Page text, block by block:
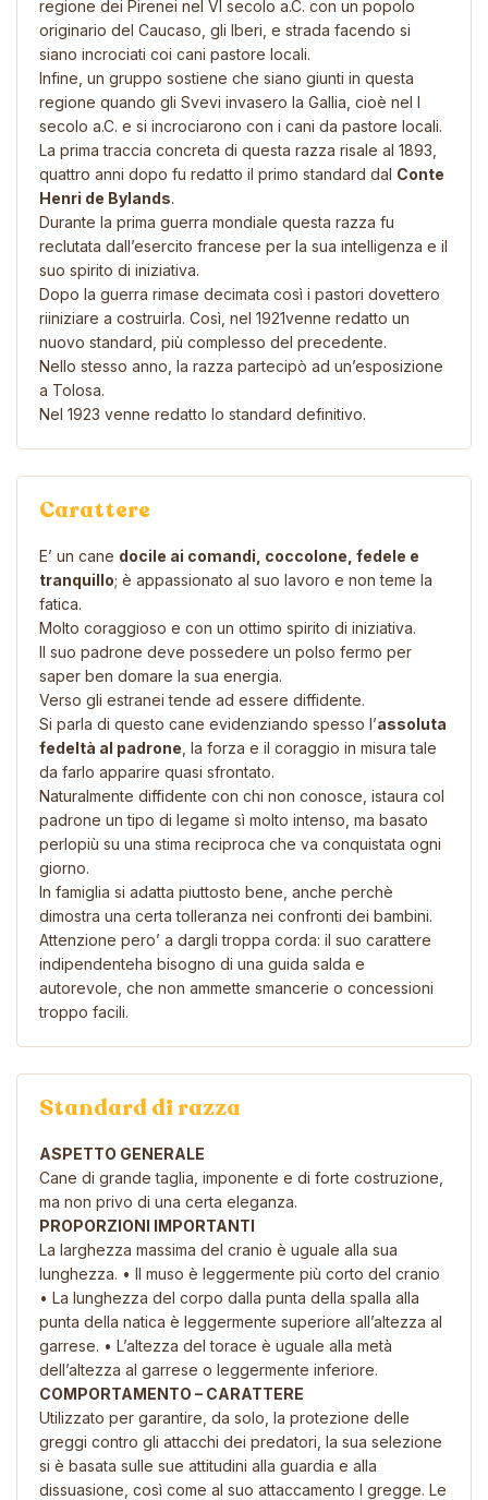
regione dei Pirenei nel VI secolo a.C. con un popolo
originario del Caucaso, gli Iberi, e strada facendo si
siano incrociati coi cani pastore locali.
Infine, un gruppo sostiene che siano giunti in questa
regione quando gli Svevi invasero la Gallia, cioè nel I
secolo a.C. e si incrociarono con i cani da pastore locali.
La prima traccia concreta di questa razza risale al 1893,
quattro anni dopo fu redatto il primo standard dal Conte
Henri de Bylands.
Durante la prima guerra mondiale questa razza fu
reclutata dall’esercito francese per la sua intelligenza e il
suo spirito di iniziativa.
Dopo la guerra rimase decimata così i pastori dovettero
riiniziare a costruirla. Così, nel 1921venne redatto un
nuovo standard, più complesso del precedente.
Nello stesso anno, la razza partecipò ad un’esposizione
a Tolosa.
Nel 1923 venne redatto lo standard definitivo.
Carattere
E’ un cane docile ai comandi, coccolone, fedele e
tranquillo; è appassionato al suo lavoro e non teme la
fatica.
Molto coraggioso e con un ottimo spirito di iniziativa.
Il suo padrone deve possedere un polso fermo per
saper ben domare la sua energia.
Verso gli estranei tende ad essere diffidente.
Si parla di questo cane evidenziando spesso l’assoluta
fedeltà al padrone , la forza e il coraggio in misura tale
da farlo apparire quasi sfrontato.
Naturalmente diffidente con chi non conosce, istaura col
padrone un tipo di legame sì molto intenso, ma basato
perlopiù su una stima reciproca che va conquistata ogni
giorno.
In famiglia si adatta piuttosto bene, anche perchè
dimostra una certa tolleranza nei confronti dei bambini.
Attenzione pero’ a dargli troppa corda: il suo carattere
indipendenteha bisogno di una guida salda e
autorevole, che non ammette smancerie o concessioni
troppo facili.
Standard di razza
ASPETTO GENERALE
Cane di grande taglia, imponente e di forte costruzione,
ma non privo di una certa eleganza.
PROPORZIONI IMPORTANTI
La larghezza massima del cranio è uguale alla sua
lunghezza. • Il muso è leggermente più corto del cranio
• La lunghezza del corpo dalla punta della spalla alla
punta della natica è leggermente superiore all’altezza al
garrese. • L’altezza del torace è uguale alla metà
dell’altezza al garrese o leggermente inferiore.
COMPORTAMENTO – CARATTERE
Utilizzato per garantire, da solo, la protezione delle
greggi contro gli attacchi dei predatori, la sua selezione
si è basata sulle sue attitudini alla guardia e alla
dissuasione, così come al suo attaccamento l gregge. Le